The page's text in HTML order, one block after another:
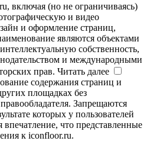
включая (но не ограничиваясь)
и видео
и оформление страниц,
являются объектами
собственность,
и международными
прав. Читать далее
содержания страниц и
площадках без
Запрещаются
которых у пользователей
что представленные
к iconfloor.ru.